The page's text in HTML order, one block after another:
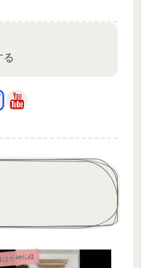
る
ほか神仏様